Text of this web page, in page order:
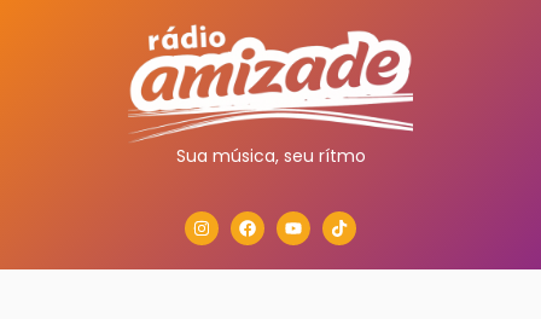
Sua música, seu rítmo